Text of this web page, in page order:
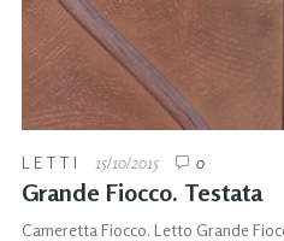
LETTI 15/10/2015 0
Grande Fiocco. Testata
Cameretta Fiocco. Letto Grande